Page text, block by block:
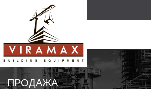
ПРОДАЖА